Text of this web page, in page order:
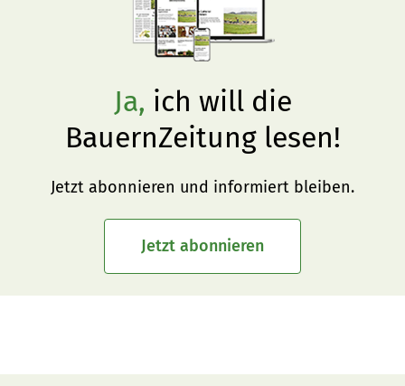
Ja, ich will die
BauernZeitung lesen!
Jetzt abonnieren und informiert bleiben.
Jetzt abonnieren